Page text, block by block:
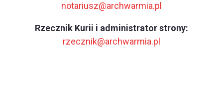
notariusz@archwarmia.pl
Rzecznik Kurii i administrator strony:
rzecznik@archwarmia.pl